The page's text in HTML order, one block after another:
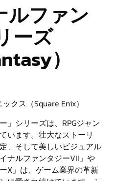
ルファン
ーズ
）
クス（Square Enix）
」シリーズは、RPGジャン
います。壮大なストーリ
、そして美しいビジュアル
ナルファンタジーVII」や
X」は、ゲーム業界の革新